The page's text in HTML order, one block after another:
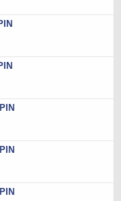
kultury, OSP